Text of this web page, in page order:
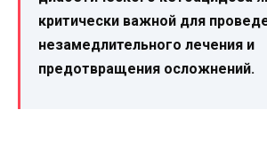
критически важной для
незамедлительного лечения и
предотвращения осложнений.